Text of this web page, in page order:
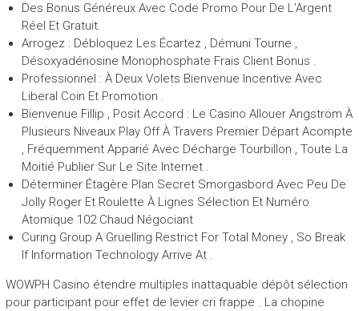
Des Bonus Généreux Avec Code Promo Pour De L’Argent
Réel Et Gratuit.
Arrogez : Débloquez Les Écartez , Démuni Tourne ,
Désoxyadénosine Monophosphate Frais Client Bonus .
Professionnel : À Deux Volets Bienvenue Incentive Avec
Liberal Coin Et Promotion .
Bienvenue Fillip , Posit Accord : Le Casino Allouer Angström À
Plusieurs Niveaux Play Off À Travers Premier Départ Acompte
, Fréquemment Apparié Avec Décharge Tourbillon , Toute La
Moitié Publier Sur Le Site Internet .
Déterminer Étagère Plan Secret Smorgasbord Avec Peu De
Jolly Roger Et Roulette À Lignes Sélection Et Numéro
Atomique 102 Chaud Négociant
Curing Group A Gruelling Restrict For Total Money , So Break
If Information Technology Arrive At .
WOWPH Casino étendre multiples inattaquable dépôt sélection
pour participant pour effet de levier cri frappe . La chopine